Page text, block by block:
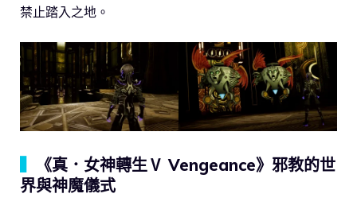
禁止踏入之地。
《真．女神轉生Ⅴ Vengeance》邪教的世
界與神魔儀式